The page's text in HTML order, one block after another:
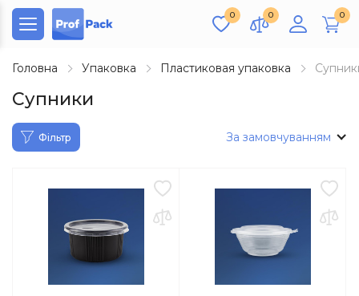
0 0 0
Головна Упаковка Пластиковая упаковка
Супники
Фільтр За замовчуванням